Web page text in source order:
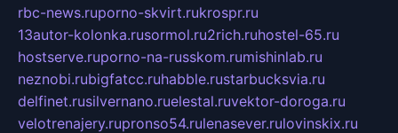
rbc-news.ruporno-skvirt.rukrospr.ru
13autor-kolonka.rusormol.ru2rich.ruhostel-65.ru
hostserve.ruporno-na-russkom.rumishinlab.ru
neznobi.rubigfatcc.ruhabble.rustarbucksvia.ru
delfinet.rusilvernano.ruelestal.ruvektor-doroga.ru
velotrenajery.rupronso54.rulenasever.rulovinskix.ru